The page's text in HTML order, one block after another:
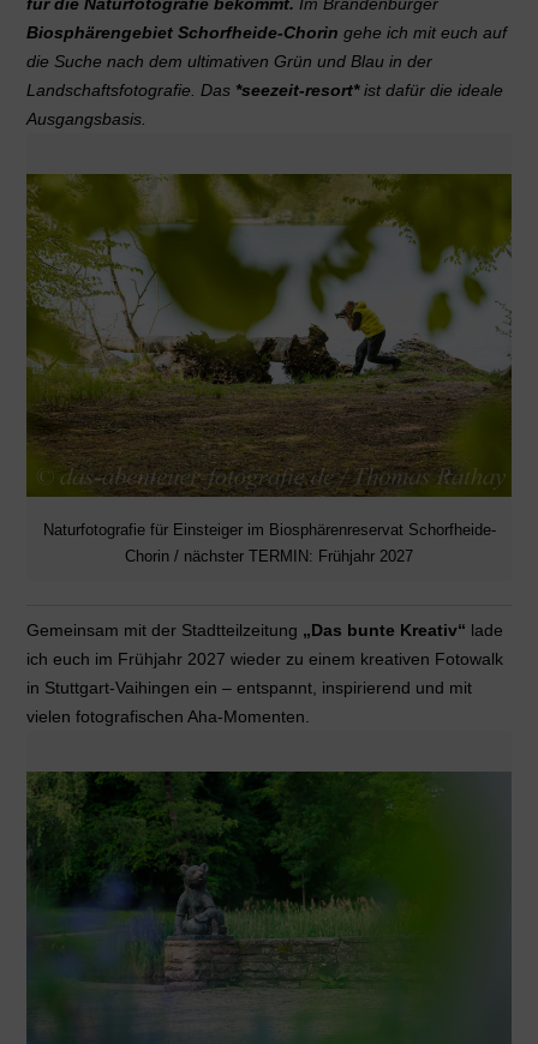
Biosphärengebiet Schorfheide-Chorin gehe ich mit euch auf
die Suche nach dem ultimativen Grün und Blau in der
Landschaftsfotografie. Das *seezeit-resort*ist dafür die ideale
Ausgangsbasis.
Naturfotografie für Einsteiger im Biosphärenreservat Schorfheide-
Chorin / nächster TERMIN: Frühjahr 2027
Gemeinsam mit der Stadtteilzeitung „Das bunte Kreativ“ lade
ich euch im Frühjahr 2027 wieder zu einem kreativen Fotowalk
in Stuttgart-Vaihingen ein – entspannt, inspirierend und mit
vielen fotografischen Aha-Momenten.